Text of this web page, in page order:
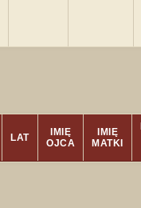
LAT
IMIĘ
OJCA
IMIĘ
MATKI